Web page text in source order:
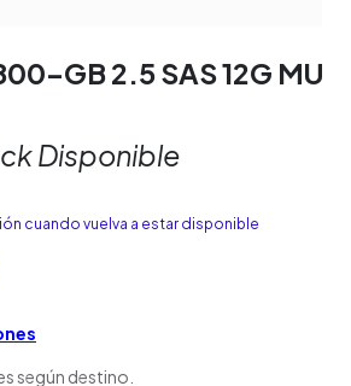
GB 2.5 SAS 12G MU
Disponible
cuando vuelva a estar disponible
según destino.